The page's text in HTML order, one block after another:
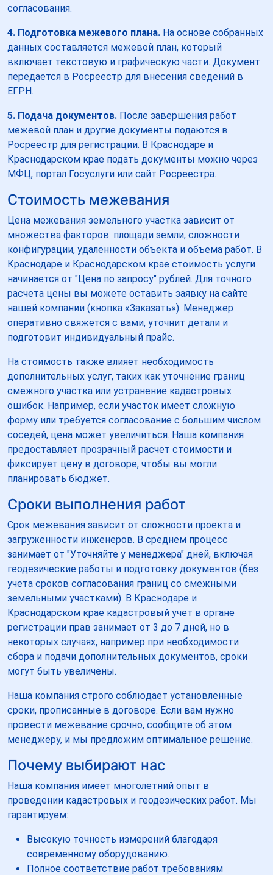
согласования.
4. Подготовка межевого плана. На основе собранных
данных составляется межевой план, который
включает текстовую и графическую части. Документ
передается в Росреестр для внесения сведений в
ЕГРН.
5. Подача документов. После завершения работ
межевой план и другие документы подаются в
Росреестр для регистрации. В Краснодаре и
Краснодарском крае подать документы можно через
МФЦ, портал Госуслуги или сайт Росреестра.
Стоимость межевания
Цена межевания земельного участка зависит от
множества факторов: площади земли, сложности
конфигурации, удаленности объекта и объема работ. В
Краснодаре и Краснодарском крае стоимость услуги
начинается от "Цена по запросу" рублей. Для точного
расчета цены вы можете оставить заявку на сайте
нашей компании (кнопка «Заказать»). Менеджер
оперативно свяжется с вами, уточнит детали и
подготовит индивидуальный прайс.
На стоимость также влияет необходимость
дополнительных услуг, таких как уточнение границ
смежного участка или устранение кадастровых
ошибок. Например, если участок имеет сложную
форму или требуется согласование с большим числом
соседей, цена может увеличиться. Наша компания
предоставляет прозрачный расчет стоимости и
фиксирует цену в договоре, чтобы вы могли
планировать бюджет.
Сроки выполнения работ
Срок межевания зависит от сложности проекта и
загруженности инженеров. В среднем процесс
занимает от "Уточняйте у менеджера" дней, включая
геодезические работы и подготовку документов (без
учета сроков согласования границ со смежными
земельными участками). В Краснодаре и
Краснодарском крае кадастровый учет в органе
регистрации прав занимает от 3 до 7 дней, но в
некоторых случаях, например при необходимости
сбора и подачи дополнительных документов, сроки
могут быть увеличены.
Наша компания строго соблюдает установленные
сроки, прописанные в договоре. Если вам нужно
провести межевание срочно, сообщите об этом
менеджеру, и мы предложим оптимальное решение.
Почему выбирают нас
Наша компания имеет многолетний опыт в
проведении кадастровых и геодезических работ. Мы
гарантируем:
Высокую точность измерений благодаря
современному оборудованию.
Полное соответствие работ требованиям